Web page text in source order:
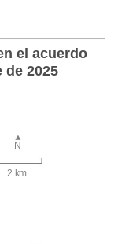
el acuerdo
de 2025
N
2 km